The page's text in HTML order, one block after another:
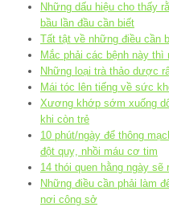
Những dấu hiệu cho thấy
bầu lần đầu cần biết
Tất tật về những điều cần
Mắc phải các bệnh này thì
Những loại trà thảo dược
Mái tóc lên tiếng về sức
Xương khớp sớm xuống
khi còn trẻ
10 phút/ngày để thông
đột quỵ, nhồi máu cơ tim
14 thói quen hằng ngày
Những điều cần phải làm
nơi công sở